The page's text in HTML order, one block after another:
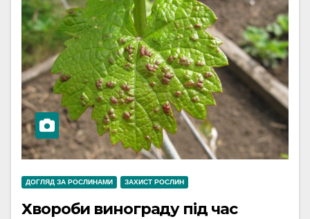
ДОГЛЯД ЗА РОСЛИНАМИ ЗАХИСТ РОСЛИН
Хвороби винограду під час